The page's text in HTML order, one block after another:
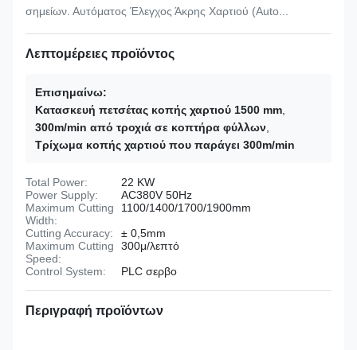
σημείων. Αυτόματος Έλεγχος Άκρης Χαρτιού (Auto...
Λεπτομέρειες προϊόντος
Επισημαίνω:
Κατασκευή πετσέτας κοπής χαρτιού 1500 mm
300m/min από τροχιά σε κοπτήρα φύλλων
Τρίχωμα κοπής χαρτιού που παράγει 300m/min
Total Power:
22 KW
Power Supply:
AC380V 50Hz
Maximum Cutting
Width:
1100/1400/1700/1900mm
Cutting Accuracy:
± 0,5mm
Maximum Cutting
Speed:
300μ/λεπτό
Control System:
PLC σερβο
Περιγραφή προϊόντων